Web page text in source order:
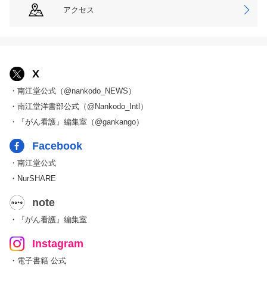
アクセス
X
・南江堂公式（@nankodo_NEWS）
・南江堂洋書部公式（@Nankodo_Intl）
・『がん看護』編集室（@gankango）
Facebook
・南江堂公式
・NurSHARE
note
・『がん看護』編集室
Instagram
・電子書籍 公式